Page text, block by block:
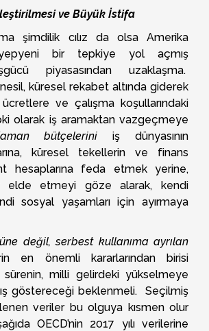
ve Büyük İstifa
şimdilik cılız da olsa Amerika
bir tepkiye yol açmış
piyasasından uzaklaşma.
küresel rekabet altında giderek
ve çalışma koşullarındaki
olarak iş aramaktan vazgeçmeye
bütçelerini iş dünyasının
küresel tekellerin ve finans
hesaplarına feda etmek yerine,
elde etmeyi göze alarak, kendi
sosyal yaşamları için ayırmaya
değil, serbest kullanıma ayrılan
en önemli kararlarından birisi
milli gelirdeki yükselmeye
göstereceği beklenmeli. Seçilmiş
veriler bu olguya kısmen olur
OECD’nin 2017 yılı verilerine